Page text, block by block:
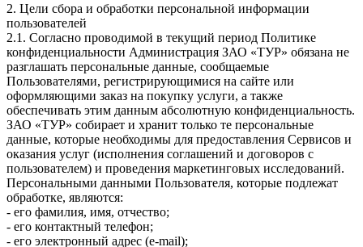
2. Цели сбора и обработки персональной информации
пользователей
2.1. Согласно проводимой в текущий период Политике
конфиденциальности Администрация ЗАО «ТУР» обязана не
разглашать персональные данные, сообщаемые
Пользователями, регистрирующимися на сайте или
оформляющими заказ на покупку услуги, а также
обеспечивать этим данным абсолютную конфиденциальность.
ЗАО «ТУР» собирает и хранит только те персональные
данные, которые необходимы для предоставления Сервисов и
оказания услуг (исполнения соглашений и договоров с
пользователем) и проведения маркетинговых исследований.
Персональными данными Пользователя, которые подлежат
обработке, являются:
- его фамилия, имя, отчество;
- его контактный телефон;
- его электронный адрес (e-mail);